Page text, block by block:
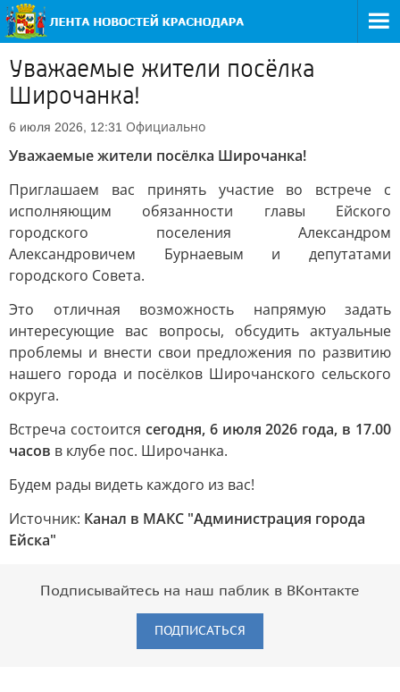
Уважаемые жители посёлка
Широчанка!
6 июля 2026, 12:31 Официально
Уважаемые жители посёлка Широчанка!
Приглашаем вас принять участие во встрече с
исполняющим обязанности главы Ейского
городского поселения Александром
Александровичем Бурнаевым и депутатами
городского Совета.
Это отличная возможность напрямую задать
интересующие вас вопросы, обсудить актуальные
проблемы и внести свои предложения по развитию
нашего города и посёлков Широчанского сельского
округа.
Встреча состоится сегодня, 6 июля 2026 года, в 17.00
часов в клубе пос. Широчанка.
Будем рады видеть каждого из вас!
Источник: Канал в МАКС "Администрация города
Ейска"
Подписывайтесь на наш паблик в ВКонтакте
ПОДПИСАТЬСЯ